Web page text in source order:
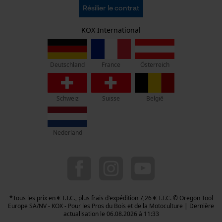
Oregon Tool Europe SA/NV
KOX - Pour les Pros du Bois et de la Motoculture
Rue Emile Francqui 11
1435 Mont-Saint-Guibert
Pas de magasin !
Adresse de retour:
Oregon Tool GmbH
Beim Erlenwäldchen 14/2
71522 Backnang
Politique de confidentialitéRésilier le contrat
KOX International
Deutschland France Österreich
Schweiz Suisse België
Nederland
*Tous les prix en € T.T.C., plus frais d'expédition 7,26 € T.T.C. © Oregon Tool
Europe SA/NV - KOX - Pour les Pros du Bois et de la Motoculture | Dernière
actualisation le 06.08.2026 à 11:33
Microsoft Advertising Universal
Event Tracking
Survicate